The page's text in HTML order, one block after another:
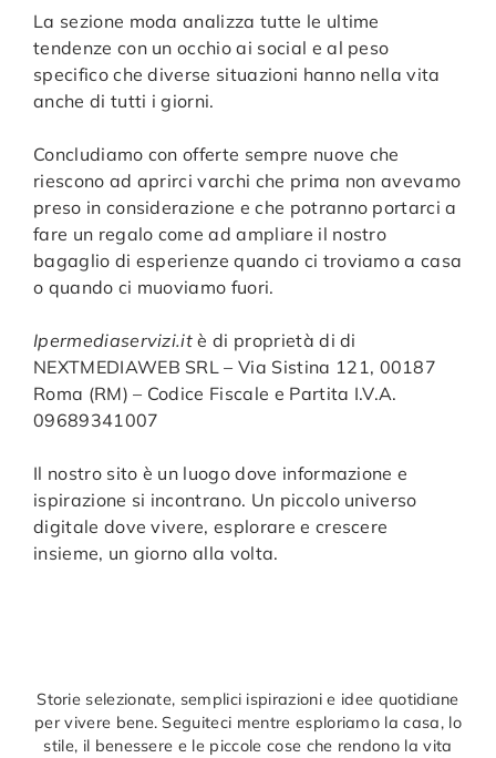
La sezione moda analizza tutte le ultime
tendenze con un occhio ai social e al peso
specifico che diverse situazioni hanno nella vita
anche di tutti i giorni.
Concludiamo con offerte sempre nuove che
riescono ad aprirci varchi che prima non avevamo
preso in considerazione e che potranno portarci a
fare un regalo come ad ampliare il nostro
bagaglio di esperienze quando ci troviamo a casa
o quando ci muoviamo fuori.
Ipermediaservizi.itè di proprietà di di
NEXTMEDIAWEB SRL – Via Sistina 121, 00187
Roma (RM) – Codice Fiscale e Partita I.V.A.
09689341007
Il nostro sito è un luogo dove informazione e
ispirazione si incontrano. Un piccolo universo
digitale dove vivere, esplorare e crescere
insieme, un giorno alla volta.
Storie selezionate, semplici ispirazioni e idee quotidiane
per vivere bene. Seguiteci mentre esploriamo la casa, lo
stile, il benessere e le piccole cose che rendono la vita